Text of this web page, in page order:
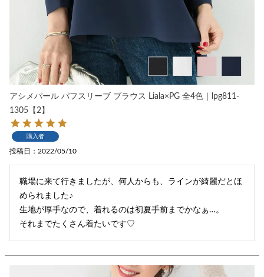
アシメパール パフスリーブ ブラウス Liala×PG 全4色｜lpg811-
1305【2】
購入者
投稿日 2022/05/10
職場に来て行きましたが、何人からも、ラインが綺麗だとほ
められました♪
生地が厚手なので、着れるのは初夏手前までかなぁ…。
それまでたくさん着たいです♡